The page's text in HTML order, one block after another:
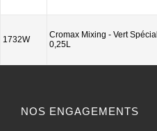
1732W
Cromax Mixing - Vert Spécial
0,25L
NOS ENGAGEMENTS